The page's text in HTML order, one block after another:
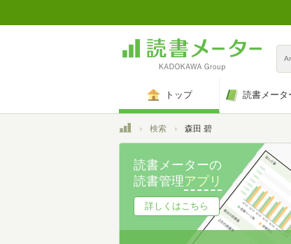
トップ 読書メータ
トップ検索 森田 碧
読書メーターの
読書管理アプリ
詳しくはこちら